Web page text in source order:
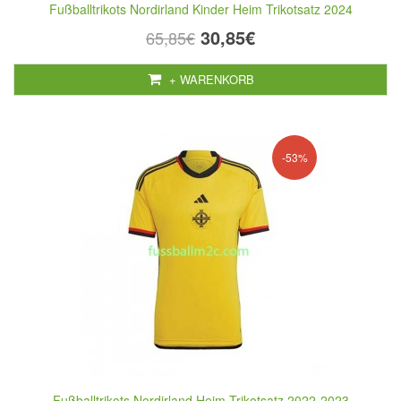
Fußballtrikots Nordirland Kinder Heim Trikotsatz 2024
65,85€ 30,85€
+ WARENKORB
-53%